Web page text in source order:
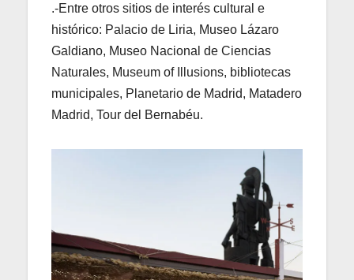
.-Entre otros sitios de interés cultural e
histórico: Palacio de Liria, Museo Lázaro
Galdiano, Museo Nacional de Ciencias
Naturales, Museum of Illusions, bibliotecas
municipales, Planetario de Madrid, Matadero
Madrid, Tour del Bernabéu.